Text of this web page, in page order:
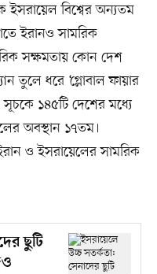
ইসরায়েল বিশ্বের অন্যতম
ইরানও সামরিক
সক্ষমতায় কোন দেশ
তুলে ধরে ‘গ্লোবাল ফায়ার
সূচকে ১৪৫টি দেশের মধ্যে
অবস্থান ১৭তম।
ও ইসরায়েলের সামরিক
ছুটি